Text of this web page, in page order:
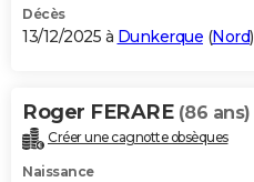
BONS PLANS
Carte de Noël
Carte Bonne année
Carte Saint-Valentin
Carte Pâques
Carte d'anniversaire
DICTIONNAIRE
Dictionnaire
Biographies
Citations
Expressions
Proverbes
PROGRAMME TV
Décès
13/12/2025 à Dunkerque (Nord)
Roger FERARE (86 ans)
Créer une cagnotte obsèques
Naissance